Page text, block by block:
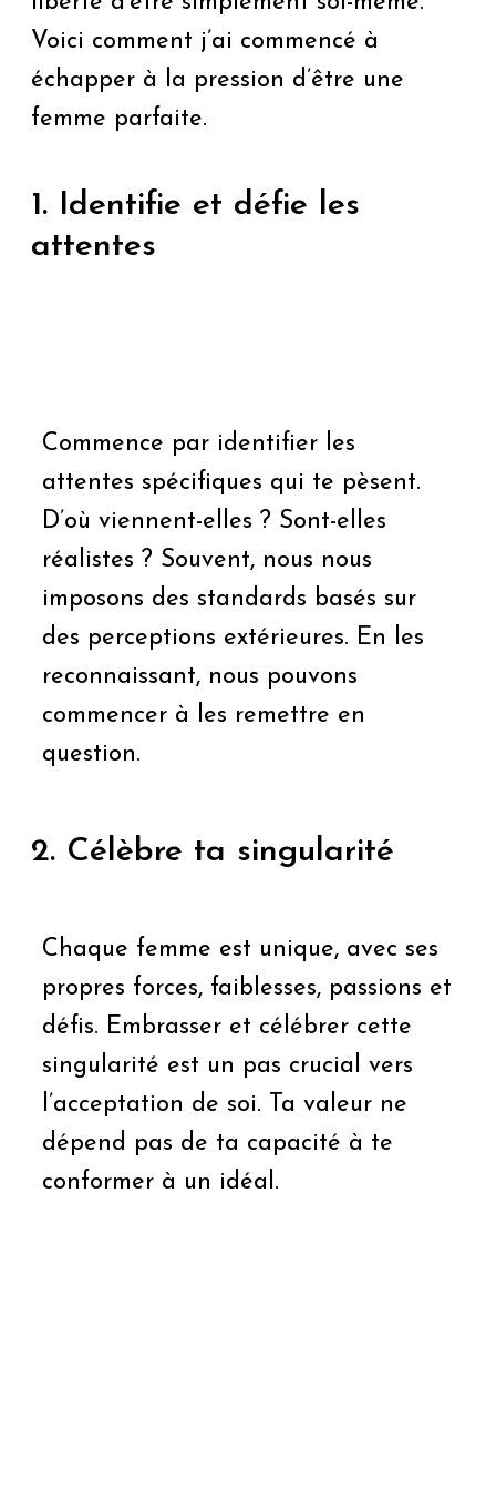
Voici comment j’ai commencé à
échapper à la pression d’être une
femme parfaite.
1. Identifie et défie les
attentes
Commence par identifier les
attentes spécifiques qui te pèsent.
D’où viennent-elles ? Sont-elles
réalistes ? Souvent, nous nous
imposons des standards basés sur
des perceptions extérieures. En les
reconnaissant, nous pouvons
commencer à les remettre en
question.
2. Célèbre ta singularité
Chaque femme est unique, avec ses
propres forces, faiblesses, passions et
défis. Embrasser et célébrer cette
singularité est un pas crucial vers
l’acceptation de soi. Ta valeur ne
dépend pas de ta capacité à te
conformer à un idéal.